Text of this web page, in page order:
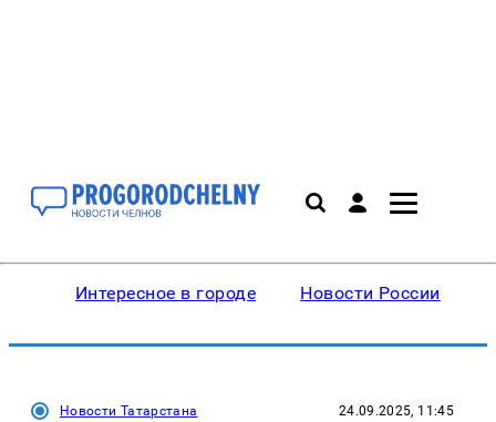
Интересное в городе Новости России
Новости Татарстана 24.09.2025, 11:45